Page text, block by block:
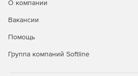
О компании
Вакансии
Помощь
Группа компаний Softline